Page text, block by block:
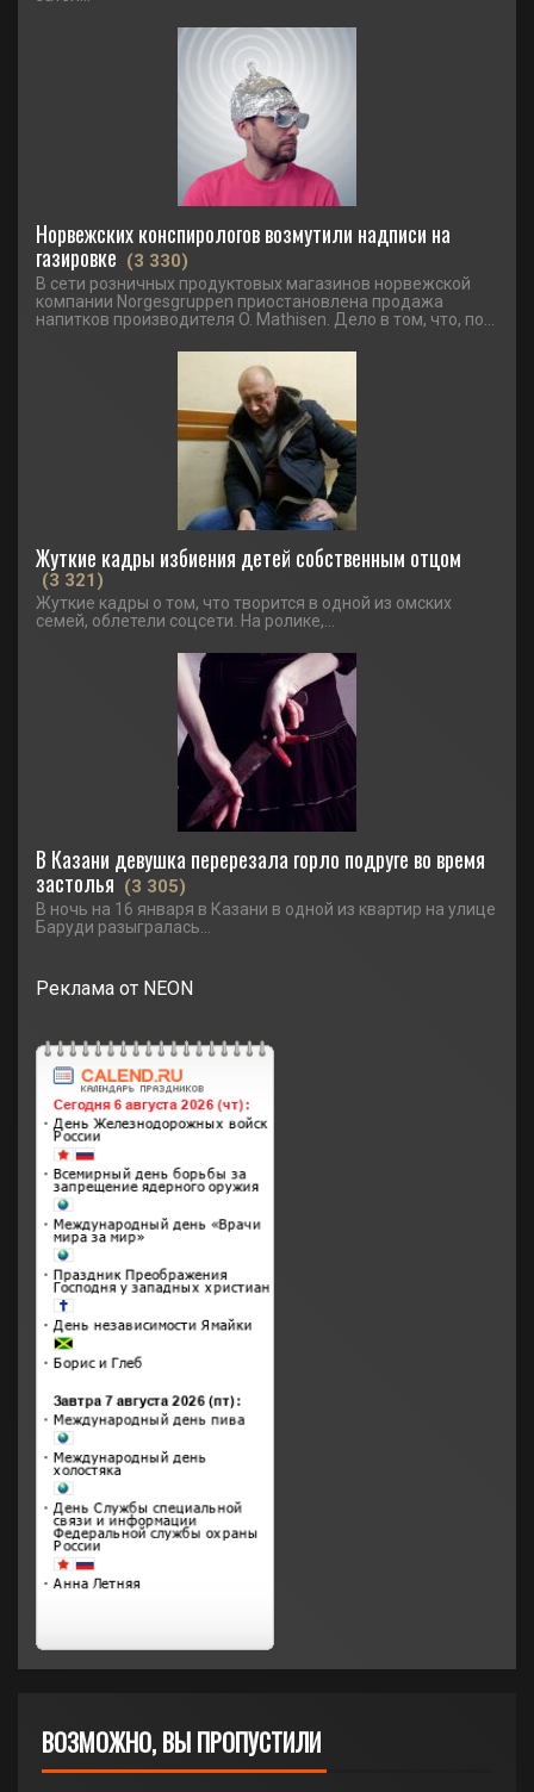
Норвежских конспирологов возмутили надписи на
газировке (3 330)
В сети розничных продуктовых магазинов норвежской
компании Norgesgruppen приостановлена продажа
напитков производителя O. Mathisen. Дело в том, что, по...
Жуткие кадры избиения детей собственным отцом
(3 321)
Жуткие кадры о том, что творится в одной из омских
семей, облетели соцсети. На ролике,...
В Казани девушка перерезала горло подруге во время
застолья (3 305)
В ночь на 16 января в Казани в одной из квартир на улице
Баруди разыгралась...
Реклама от NEON
ВОЗМОЖНО, ВЫ ПРОПУСТИЛИ